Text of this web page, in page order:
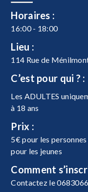
Horaires :
16:00 - 18:00
Lieu :
114 Rue de
C’est pour qui ? :
Les ADULTES
à 18 ans
Prix :
5€ pour les
pour les jeunes
Comment
Contactez le